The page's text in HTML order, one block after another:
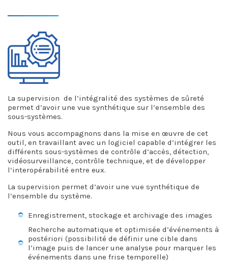
La supervision de l’intégralité des systèmes de sûreté
permet d’avoir une vue synthétique sur l’ensemble des
sous-systèmes.
Nous vous accompagnons dans la mise en œuvre de cet
outil, en travaillant avec un logiciel capable d’intégrer les
différents sous-systèmes de contrôle d’accès, détection,
vidéosurveillance, contrôle technique, et de développer
l’interopérabilité entre eux.
La supervision permet d’avoir une vue synthétique de
l’ensemble du système.
Enregistrement, stockage et archivage des images
Recherche automatique et optimisée d’événements à
postériori (possibilité de définir une cible dans
l’image puis de lancer une analyse pour marquer les
événements dans une frise temporelle)